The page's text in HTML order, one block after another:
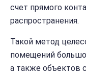
счет прямого
распространения.
Такой метод
помещений
а также объектов